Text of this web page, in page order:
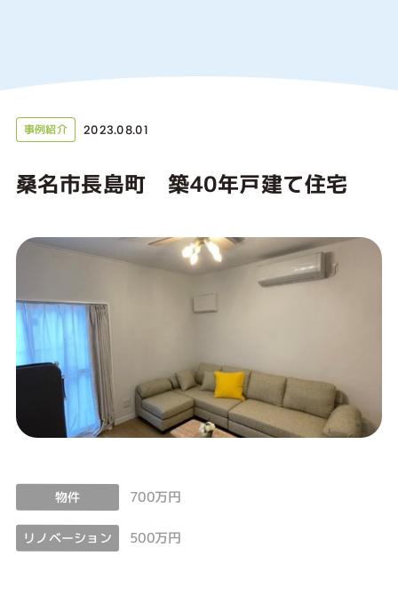
事例紹介 2023.08.01
桑名市長島町 築40年戸建て住宅
物件 700万円
リノベーション 500万円